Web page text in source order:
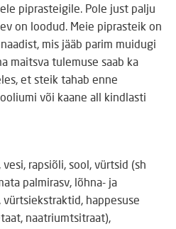
piprasteigile. Pole just palju
on loodud. Meie piprasteik on
mis jääb parim muidugi
maitsva tulemuse saab ka
et steik tahab enne
või kaane all kindlasti
rapsiõli, sool, vürtsid (sh
palmirasv, lõhna- ja
vürtsiekstraktid, happesuse
naatriumtsitraat),